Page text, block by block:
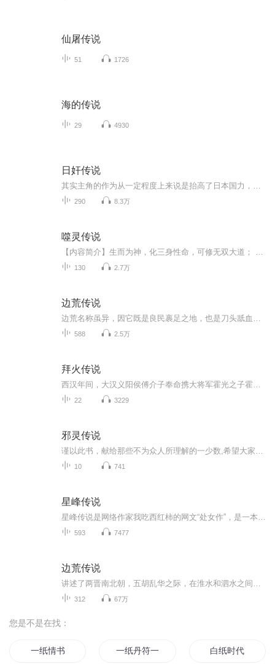
仙屠传说
51 1726
海的传说
29 4930
日奸传说
290 8.3万
噬灵传说
130 2.7万
边荒传说
588 2.5万
拜火传说
22 3229
邪灵传说
10 741
星峰传说
593 7477
边荒传说
312 67万
您是不是在找：
一纸情书 一纸丹符一纸人生 白纸时代